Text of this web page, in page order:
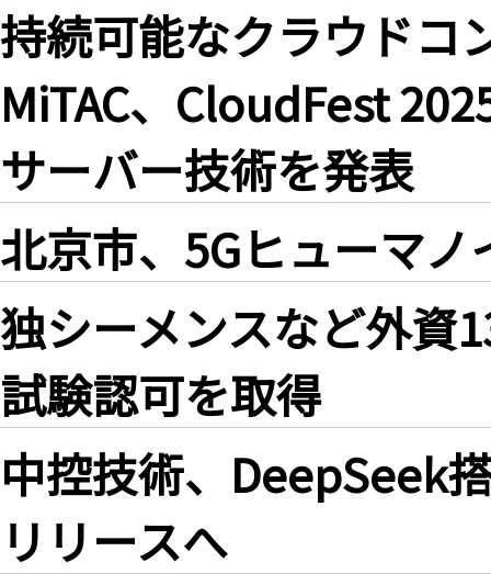
持続可能なクラウドコ
MiTAC、CloudFest
サーバー技術を発表
北京市、5Gヒューマ
独シーメンスなど外資
試験認可を取得
中控技術、DeepSeek
リリースへ